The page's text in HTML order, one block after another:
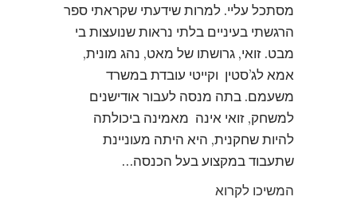
מסתכל עליי. למרות שידעתי שקראתי ספר
הרגשתי בעיניים בלתי נראות שנועצות בי
מבט. זואי, גרושתו של מאט, נהג מונית,
אמא לג’סטין וקייטי עובדת במשרד
משעמם. בתה מנסה לעבור אודישנים
למשחק, זואי אינה מאמינה ביכולתה
להיות שחקנית, היא היתה מעוניינת
שתעבוד במקצוע בעל הכנסה…
המשיכו לקרוא